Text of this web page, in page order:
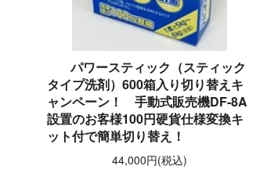
パワースティック（スティック
タイプ洗剤）600箱入り切り替えキ
ャンペーン！ 手動式販売機DF-8A
設置のお客様100円硬貨仕様変換キ
ット付で簡単切り替え！
44,000円(税込)